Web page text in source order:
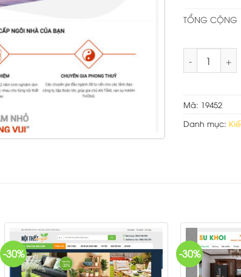
TỔNG CỘNG
Theme
Mã: 19452
Danh mục:
-30% -30%